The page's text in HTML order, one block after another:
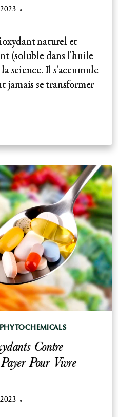
naturel et
(soluble dans l'huile
science. Il s'accumule
jamais se transformer
PHYTOCHEMICALS
Contre
Pour Vivre